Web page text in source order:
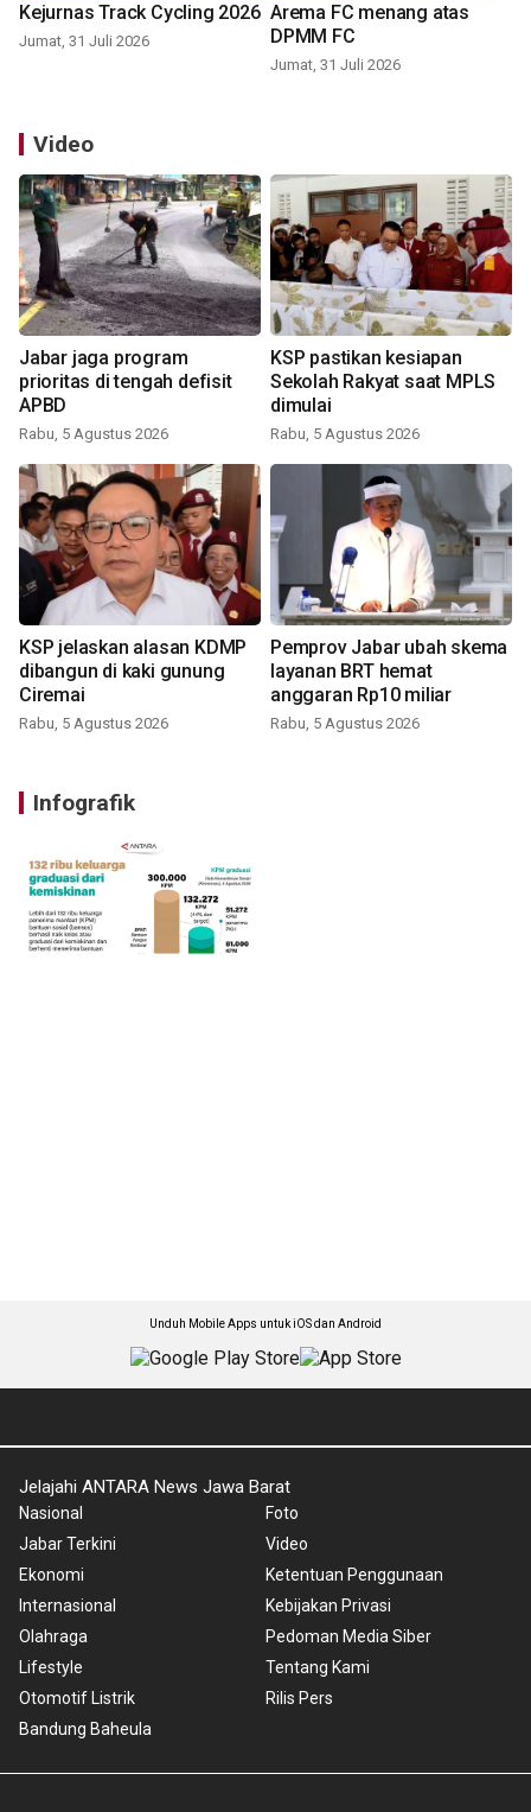
Kejurnas Track Cycling 2026
Jumat, 31 Juli 2026
Arema FC menang atas
DPMM FC
Jumat, 31 Juli 2026
Video
Jabar jaga program
prioritas di tengah defisit
APBD
Rabu, 5 Agustus 2026
KSP pastikan kesiapan
Sekolah Rakyat saat MPLS
dimulai
Rabu, 5 Agustus 2026
KSP jelaskan alasan KDMP
dibangun di kaki gunung
Ciremai
Rabu, 5 Agustus 2026
Pemprov Jabar ubah skema
layanan BRT hemat
anggaran Rp10 miliar
Rabu, 5 Agustus 2026
Infografik
Unduh Mobile Apps untuk iOS dan Android
Jelajahi ANTARA News Jawa Barat
Nasional
Jabar Terkini
Ekonomi
Internasional
Olahraga
Lifestyle
Otomotif Listrik
Bandung Baheula
Foto
Video
Ketentuan Penggunaan
Kebijakan Privasi
Pedoman Media Siber
Tentang Kami
Rilis Pers